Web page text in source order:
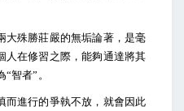
大殊勝莊嚴的無垢論著，是毫
人在修習之際，能夠通達將其
智者”。
而進行的爭執不放，就會因此